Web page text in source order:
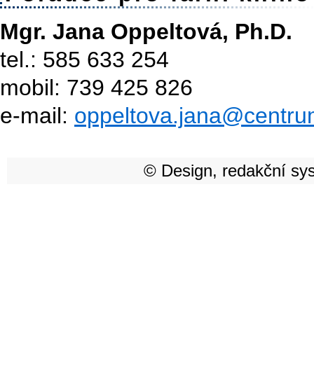
Mgr. Jana Oppeltová, Ph.D.
tel.: 585 633 254
mobil: 739 425 826
e-mail:
© Design, redakční